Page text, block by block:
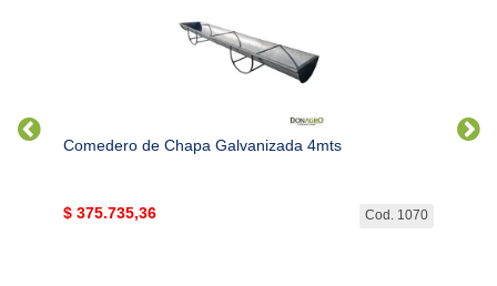
Comedero de Chapa Galvanizada 4mts
Cod. 1070
$ 375.735,36